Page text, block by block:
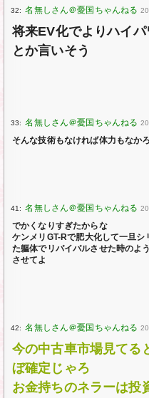
32:
将来EV化でよりハイ
とか言いそう
33:
そんな技術もなければ体力もなか
41:
でかくなりすぎたからな
ケンメリGT-Rで肥大化して一旦
た軀体でリバイバルさせた時のよ
させてよ
42:
今の中古車市場見てる
ぼ確定じゃろ
お金持ちのネラーは投